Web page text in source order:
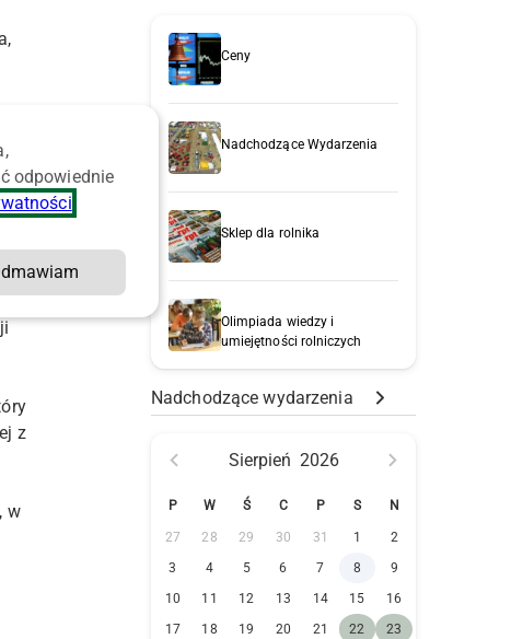
z
w
Ceny
Nadchodzące Wydarzenia
Sklep dla rolnika
Olimpiada wiedzy i
umiejętności rolniczych
Nadchodzące wydarzenia
Sierpień 2026
P W Ś C P S N
27 28 29 30 31 1
2
3
4 5 6 7 8
9
10
11 12 13 14 15
16
17
18 19 20 21 22
23
odpowiednie